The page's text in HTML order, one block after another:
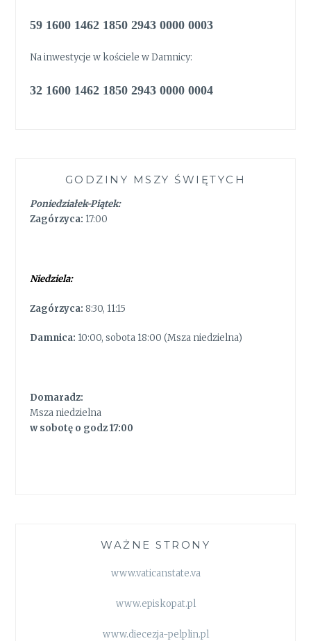
59 1600 1462 1850 2943 0000 0003
Na inwestycje w kościele w Damnicy:
32 1600 1462 1850 2943 0000 0004
GODZINY MSZY ŚWIĘTYCH
Poniedziałek-Piątek:
Zagórzyca: 17:00
Niedziela:
Zagórzyca: 8:30, 11:15
Damnica: 10:00, sobota 18:00 (Msza niedzielna)
Domaradz:
Msza niedzielna
w sobotę o godz 17:00
WAŻNE STRONY
www.vaticanstate.va
www.episkopat.pl
www.diecezja-pelplin.pl